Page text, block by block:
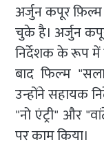
अर्जुन कपूर
चुके है। अर्जुन
निर्देशक के रूप
बाद फिल्‍म
उन्‍होंने सहायक
"नो एंट्री" और
पर काम किया।